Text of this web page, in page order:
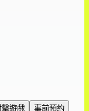
擊遊戲 事前預約